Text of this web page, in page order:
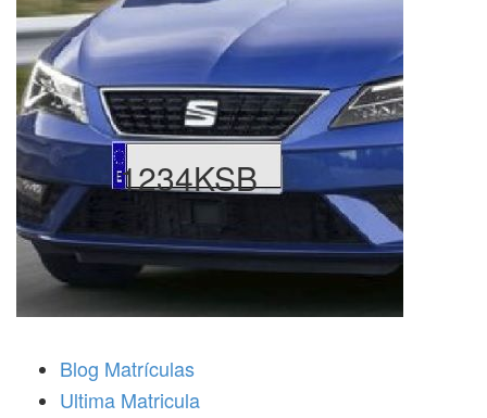
1234KSB
Blog Matrículas
Ultima Matricula